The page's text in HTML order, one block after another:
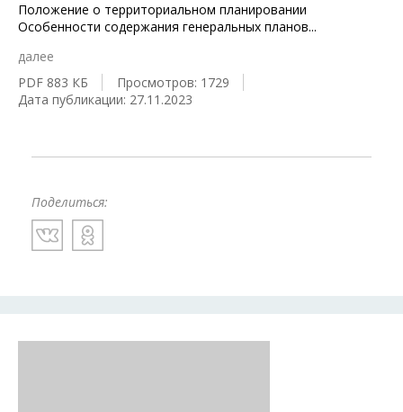
Положение о территориальном планировании
Особенности содержания генеральных планов...
далее
PDF 883 КБ
Просмотров: 1729
Дата публикации: 27.11.2023
Поделиться: